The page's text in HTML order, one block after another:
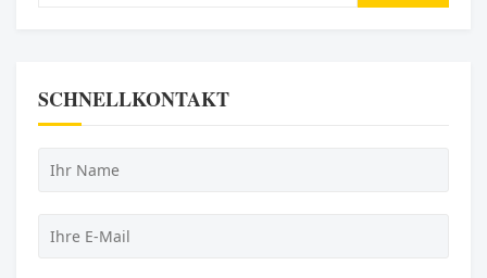
SCHNELLKONTAKT